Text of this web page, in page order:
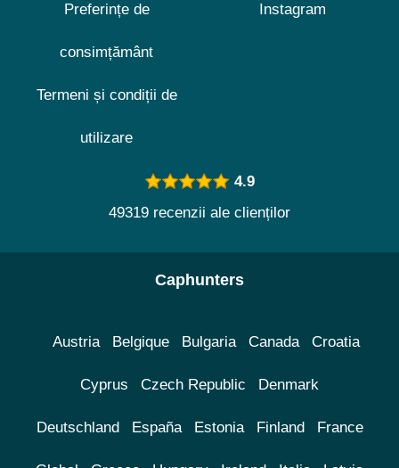
Preferințe de
consimțământ
Termeni și condiții de
utilizare
Instagram
4.9
49319 recenzii ale clienților
Caphunters
Austria Belgique Bulgaria Canada Croatia
Cyprus Czech Republic Denmark
Deutschland España Estonia Finland France